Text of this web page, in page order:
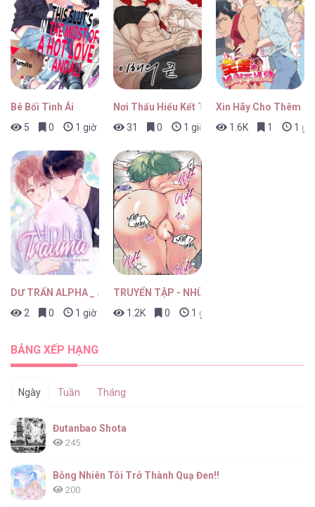
Bê Bối Tình Ái
5
0 1 giờ trước
Nơi Thấu Hiểu Kết Thúc
31
0 1 giờ trước
Xin Hãy Cho Thêm
1.6K
1 1
DƯ TRẤN ALPHA _ ALPHA TRAUMA
2
0 1 giờ trước
TRUYỂN TẬP - NHỮNG CON KU NÚNG NÍNH
1.2K
0 1 giờ trước
BẢNG XẾP HẠNG
Ngày Tuần Tháng
Đutanbao Shota
245
Bỗng Nhiên Tôi Trở Thành Quạ Đen!!
200